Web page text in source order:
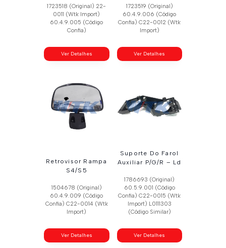
1723518 (Original) 22-
0011 (Wtk Import)
60.4.9.005 (Código
Confia)
Ver Detalhes
1723519 (Original)
60.4.9.006 (Código
Confia) C22-0012 (Wtk
Import)
Ver Detalhes
Retrovisor Rampa
S4/S5
1504678 (Original)
60.4.9.009 (Código
Confia) C22-0014 (Wtk
Import)
Ver Detalhes
Suporte Do Farol
Auxiliar P/G/R – Ld
1786693 (Original)
60.5.9.001 (Código
Confia) C22-0015 (Wtk
Import) L0111303
(Código Similar)
Ver Detalhes